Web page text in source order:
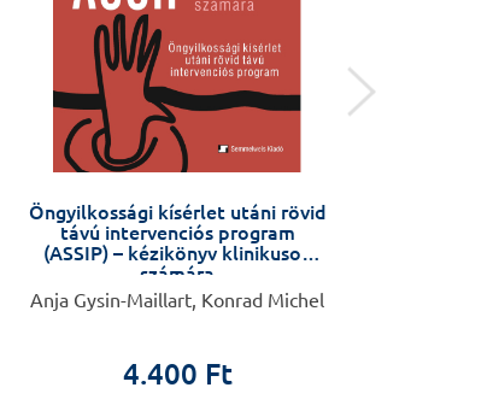
Öngyilkossági kísérlet utáni rövid
távú intervenciós program
(ASSIP) – kézikönyv klinikusok
számára
Anja Gysin-Maillart, Konrad Michel
4.400 Ft